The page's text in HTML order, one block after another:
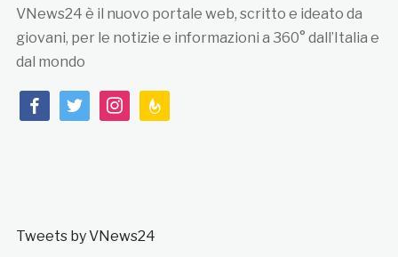
VNews24 è il nuovo portale web, scritto e ideato da
giovani, per le notizie e informazioni a 360° dall’Italia e
dal mondo
facebooktwitterinstagramfeedburner
Tweets by VNews24